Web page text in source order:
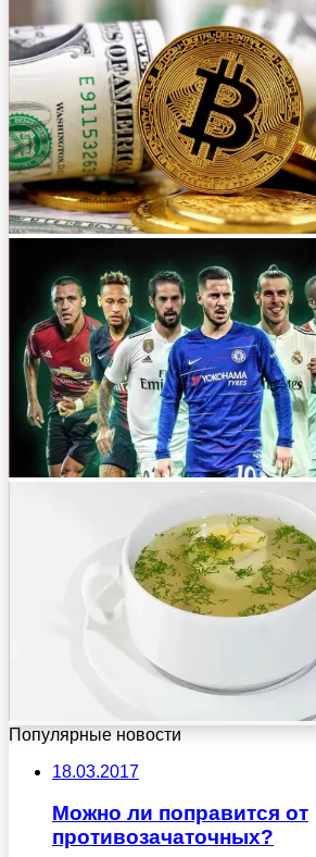
Популярные новости
18.03.2017
Можно ли поправится от
противозачаточных?